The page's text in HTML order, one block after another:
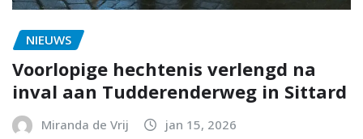
NIEUWS
Voorlopige hechtenis verlengd na
inval aan Tudderenderweg in Sittard
Miranda de Vrij jan 15, 2026